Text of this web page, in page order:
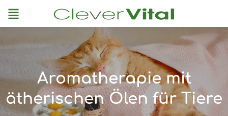
Menu
Aromatherapie mit
ätherischen Ölen für Tiere